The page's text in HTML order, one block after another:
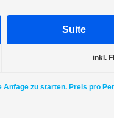
Suite
inkl.
Anfage zu starten. Preis pro